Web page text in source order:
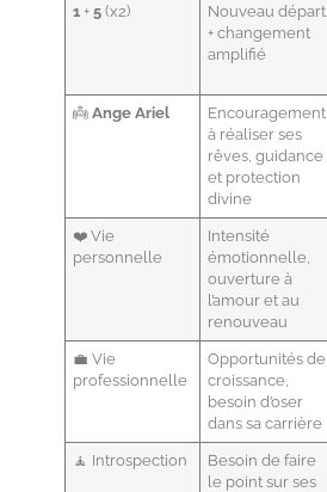
1 +5 (x2)
Nouveau départ
+ changement
amplifié
👼Ange Ariel
Encouragement
à réaliser ses
rêves, guidance
et protection
divine
❤️ Vie
personnelle
Intensité
émotionnelle,
ouverture à
l’amour et au
renouveau
💼 Vie
professionnelle
Opportunités de
croissance,
besoin d’oser
dans sa carrière
🧘 Introspection
Besoin de faire
le point sur ses